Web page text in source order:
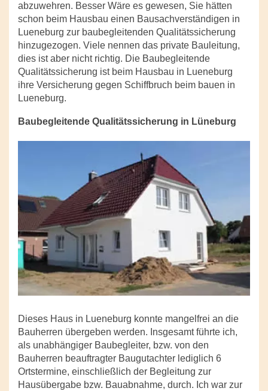
abzuwehren. Besser Wäre es gewesen, Sie hätten
schon beim Hausbau einen Bausachverständigen in
Lueneburg zur baubegleitenden Qualitätssicherung
hinzugezogen. Viele nennen das private Bauleitung,
dies ist aber nicht richtig. Die Baubegleitende
Qualitätssicherung ist beim Hausbau in Lueneburg
ihre Versicherung gegen Schiffbruch beim bauen in
Lueneburg.
Baubegleitende Qualitätssicherung in Lüneburg
Dieses Haus in Lueneburg konnte mangelfrei an die
Bauherren übergeben werden. Insgesamt führte ich,
als unabhängiger Baubegleiter, bzw. von den
Bauherren beauftragter Baugutachter lediglich 6
Ortstermine, einschließlich der Begleitung zur
Hausübergabe bzw. Bauabnahme, durch. Ich war zur